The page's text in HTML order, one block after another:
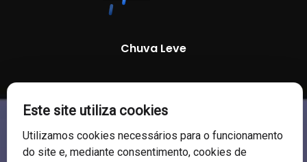
Chuva Leve
Este site utiliza cookies
Utilizamos cookies necessários para o funcionamento
do site e, mediante consentimento, cookies de